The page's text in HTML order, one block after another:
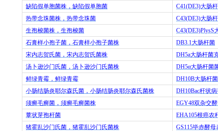
缺陷假单胞菌株，缺陷假单胞菌
C41(DE3)大肠
热带念珠菌株，热带念珠菌
C43(DE3)大肠
生孢梭菌株，生孢梭菌
C43(DE3)PlysS
石膏样小孢子菌，石膏样小孢子菌株
DB3.1大肠杆菌
宋内志贺氏菌，宋内志贺氏菌株
DH5a大肠杆菌
汤卜逊沙门氏菌，汤卜逊沙门氏菌株
DH5α大肠杆菌
鲜绿青霉，鲜绿青霉
DH10B大肠杆
小肠结肠炎耶尔森氏菌，小肠结肠炎耶尔森氏菌株
DH10Bac杆状
须癣毛癣菌，须癣毛癣菌株
EGY48双杂交
蕈状芽孢杆菌
EHA105根癌农
猪霍乱沙门氏菌，猪霍乱沙门氏菌株
GS115毕赤酵母